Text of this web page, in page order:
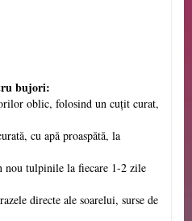
bujori:
oblic, folosind un cuțit curat,
cu apă proaspătă, la
nou tulpinile la fiecare 1-2 zile
directe ale soarelui, surse de